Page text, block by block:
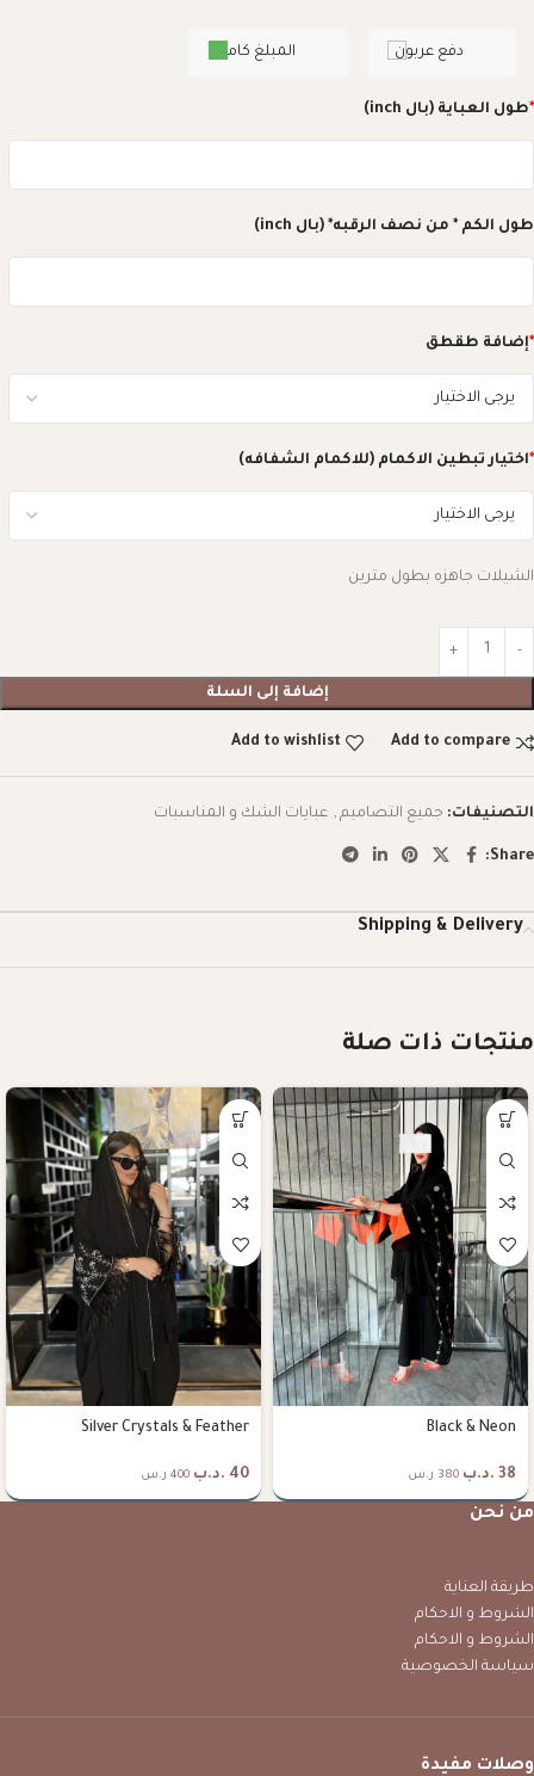
المبلغ كامل دفع عربون
*طول العباية (بال inch)
طول الكم * من نصف الرقبه* (بال inch)
*إضافة طقطق
*اختيار تبطين الاكمام (للاكمام الشفافه)
الشيلات جاهزه بطول مترين
إضافة إلى السلة
Add to compare
Add to wishlist
التصنيفات: جميع التصاميم , عبايات الشك و المناسبات
Share:
Shipping & Delivery
منتجات ذات صلة
Black & Neon
38 .د.ب 380 ر.س
Silver Crystals & Feather
40 .د.ب 400 ر.س
من نحن
طريقة العناية
الشروط و الاحكام
الشروط و الاحكام
سياسة الخصوصية
وصلات مفيدة